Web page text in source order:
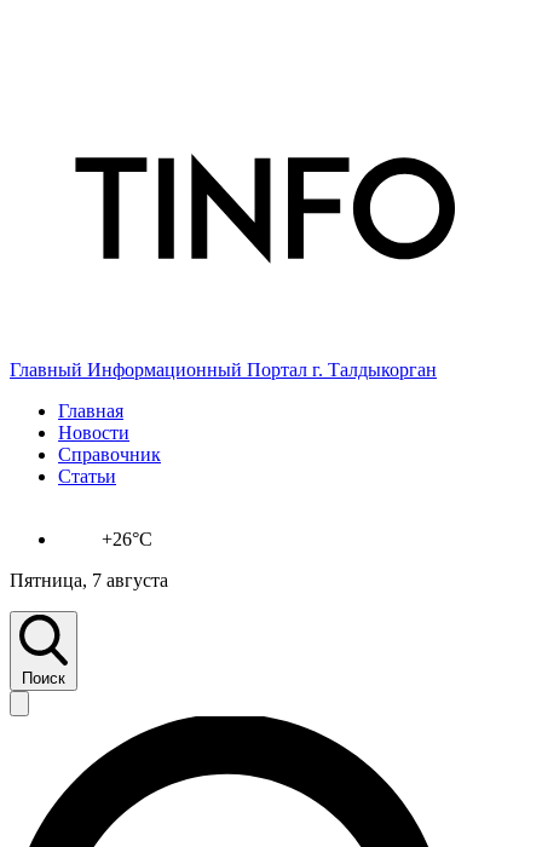
Главный Информационный Портал г. Талдыкорган
Главная
Новости
Справочник
Статьи
+26°C
Пятница, 7 августа
Поиск